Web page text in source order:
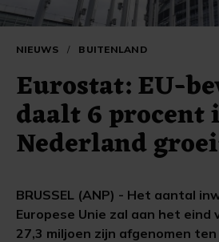
NIEUWS / BUITENLAND
Eurostat: EU-
daalt 6 procent
Nederland
BRUSSEL (ANP) - Het aantal
Europese Unie zal aan het eind
27,3 miljoen zijn afgenomen